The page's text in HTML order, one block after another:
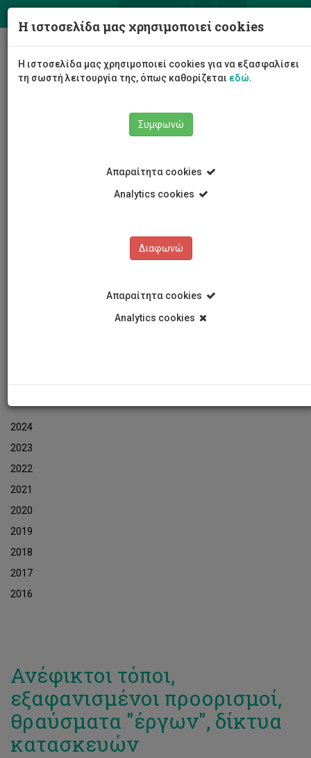
2024
2023
2022
2021
2020
2019
2018
2017
2016
Ανέφικτοι τόποι,
εξαφανισμένοι προορισμοί,
θραύσματα "έργων", δίκτυα
κατασκευών
Η ιστοσελίδα μας χρησιμοποιεί cookies
Η ιστοσελίδα μας χρησιμοποιεί cookies για να εξασφαλίσει
τη σωστή λειτουργία της, όπως καθορίζεται εδώ.
Συμφωνώ
Απαραίτητα cookies
Analytics cookies
Διαφωνώ
Απαραίτητα cookies
Analytics cookies